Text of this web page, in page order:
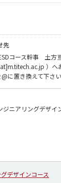
先
コース幹事 土方
）へ
に置き換えて下さい
ジニアリングデザイ
デザインコース
ント
サイト構
CLOSE